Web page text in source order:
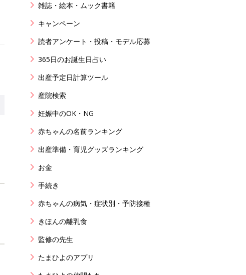
雑誌・絵本・ムック書籍
キャンペーン
読者アンケート・投稿・モデル応募
365日のお誕生日占い
出産予定日計算ツール
産院検索
妊娠中のOK・NG
赤ちゃんの名前ランキング
出産準備・育児グッズランキング
お金
手続き
赤ちゃんの病気・症状別・予防接種
きほんの離乳食
監修の先生
たまひよのアプリ